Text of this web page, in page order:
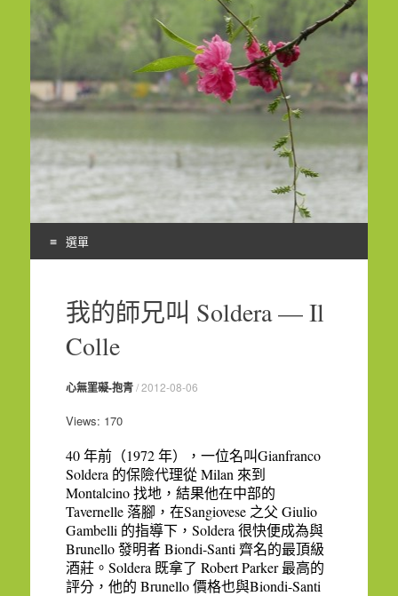
選單
content我的師兄叫 Soldera — Il
Colle
心無罣礙-抱青/2012-08-06
Views: 170
40 年前（1972 年），一位名叫Gianfranco
Soldera 的保險代理從Milan 來到
Montalcino 找地，結果他在中部的
Tavernelle 落腳，在Sangiovese 之父 Giulio
Gambelli 的指導下， Soldera 很快便成為與
Brunello 發明者 Biondi-Santi 齊名的最頂級
酒莊。 Soldera 既拿了 Robert Parker 最高的
評分，他的 Brunello 價格也與Biondi-Santi